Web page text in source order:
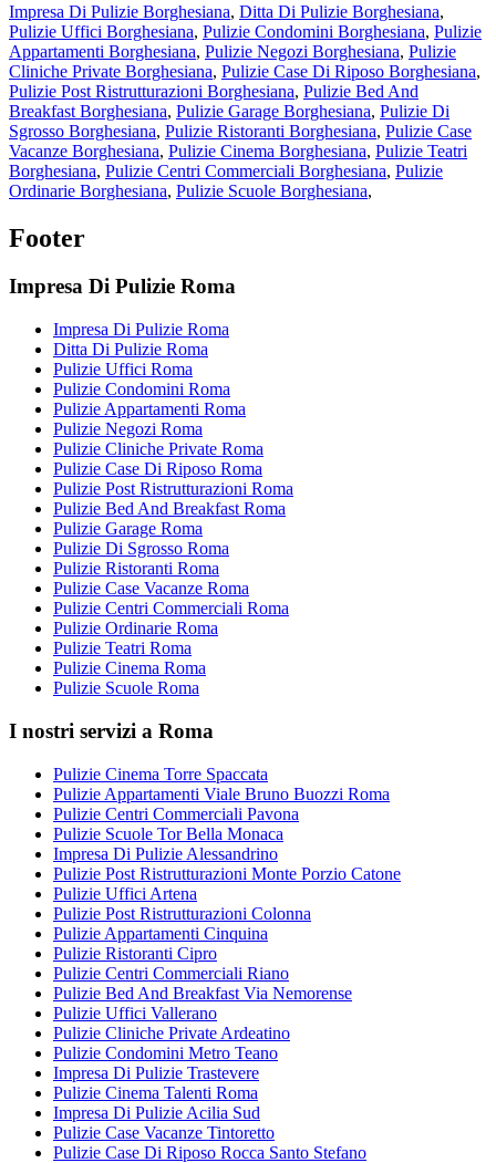
Impresa Di Pulizie Borghesiana, Ditta Di Pulizie Borghesiana,
Pulizie Uffici Borghesiana, Pulizie Condomini Borghesiana, Pulizie
Appartamenti Borghesiana, Pulizie Negozi Borghesiana, Pulizie
Cliniche Private Borghesiana, Pulizie Case Di Riposo Borghesiana,
Pulizie Post Ristrutturazioni Borghesiana, Pulizie Bed And
Breakfast Borghesiana, Pulizie Garage Borghesiana, Pulizie Di
Sgrosso Borghesiana, Pulizie Ristoranti Borghesiana, Pulizie Case
Vacanze Borghesiana, Pulizie Cinema Borghesiana, Pulizie Teatri
Borghesiana, Pulizie Centri Commerciali Borghesiana, Pulizie
Ordinarie Borghesiana, Pulizie Scuole Borghesiana,
Footer
Impresa Di Pulizie Roma
Impresa Di Pulizie Roma
Ditta Di Pulizie Roma
Pulizie Uffici Roma
Pulizie Condomini Roma
Pulizie Appartamenti Roma
Pulizie Negozi Roma
Pulizie Cliniche Private Roma
Pulizie Case Di Riposo Roma
Pulizie Post Ristrutturazioni Roma
Pulizie Bed And Breakfast Roma
Pulizie Garage Roma
Pulizie Di Sgrosso Roma
Pulizie Ristoranti Roma
Pulizie Case Vacanze Roma
Pulizie Centri Commerciali Roma
Pulizie Ordinarie Roma
Pulizie Teatri Roma
Pulizie Cinema Roma
Pulizie Scuole Roma
I nostri servizi a Roma
Pulizie Cinema Torre Spaccata
Pulizie Appartamenti Viale Bruno Buozzi Roma
Pulizie Centri Commerciali Pavona
Pulizie Scuole Tor Bella Monaca
Impresa Di Pulizie Alessandrino
Pulizie Post Ristrutturazioni Monte Porzio Catone
Pulizie Uffici Artena
Pulizie Post Ristrutturazioni Colonna
Pulizie Appartamenti Cinquina
Pulizie Ristoranti Cipro
Pulizie Centri Commerciali Riano
Pulizie Bed And Breakfast Via Nemorense
Pulizie Uffici Vallerano
Pulizie Cliniche Private Ardeatino
Pulizie Condomini Metro Teano
Impresa Di Pulizie Trastevere
Pulizie Cinema Talenti Roma
Impresa Di Pulizie Acilia Sud
Pulizie Case Vacanze Tintoretto
Pulizie Case Di Riposo Rocca Santo Stefano